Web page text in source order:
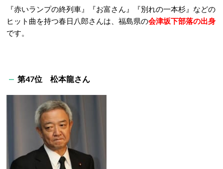
『赤いランプの終列車』『お富さん』『別れの一本杉』などの
ヒット曲を持つ春日八郎さんは、福島県の会津坂下部落の出身
です。
第47位 松本龍さん